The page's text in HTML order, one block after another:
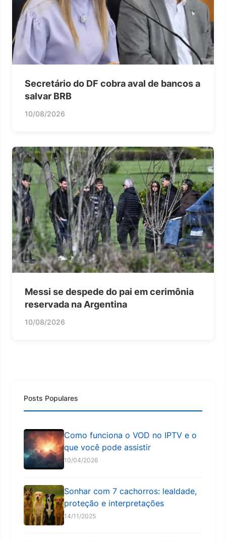
Secretário do DF cobra aval de bancos a
salvar BRB
10/08/2026
Messi se despede do pai em cerimônia
reservada na Argentina
10/08/2026
Posts Populares
Como funciona o VOD no IPTV e o
que você pode assistir
10/04/2026
Sonhar com 7 cachorros: lealdade,
proteção e interpretações
14/11/2025